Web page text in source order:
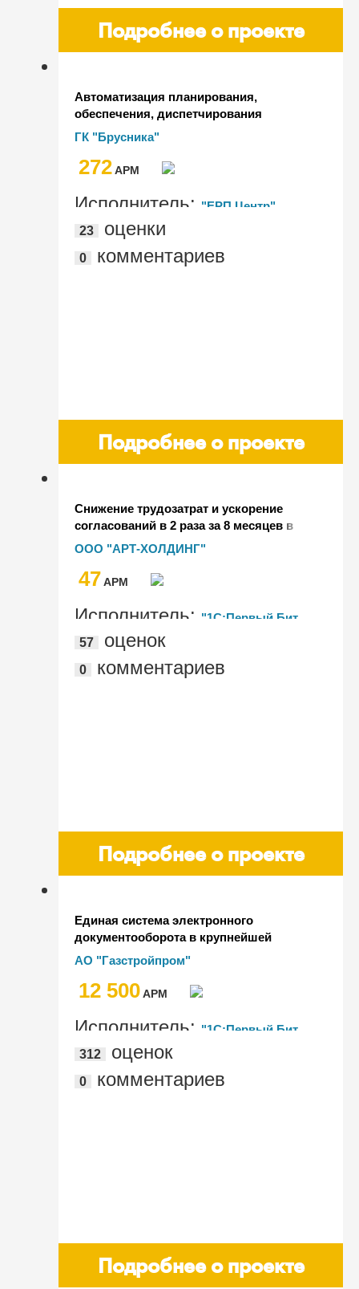
Подробнее о проекте
Автоматизация планирования,
обеспечения, диспетчирования
производственных процессов и
управленческого учета промышленных
предприятий ГК "Брусника"
ГК "Брусника"
272AРМ
Исполнитель: "ЕРП Центр"
23
оценки
0 комментариев
Подробнее о проекте
Снижение трудозатрат и ускорение
согласований в 2 раза за 8 месяцев в
строительной компании ООО "АРТ-
ООО "АРТ-ХОЛДИНГ"
47AРМ
Исполнитель: "1С:Первый Бит,
Краснодар - Центральный офис"
57 оценок
0 комментариев
Подробнее о проекте
Единая система электронного
документооборота в крупнейшей
строительной Группе компаний России
АО "Газстройпром"
12 500AРМ
Исполнитель: "1С:Первый Бит,
Санкт-Петербург – Центральный офис"
312 оценок
0 комментариев
Подробнее о проекте